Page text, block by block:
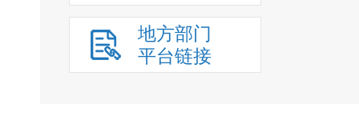
地方部门
平台链接